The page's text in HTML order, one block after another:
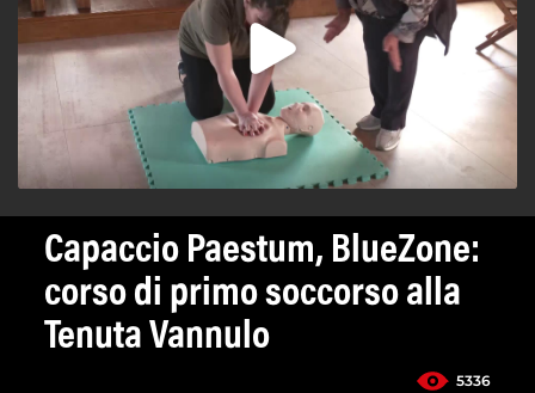
Capaccio Paestum, BlueZone:
corso di primo soccorso alla
Tenuta Vannulo
5336